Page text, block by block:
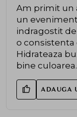
Am primit un
un eveniment
indragostit
o consistenta
Hidrateaza
bine culoarea.
ADAUGA